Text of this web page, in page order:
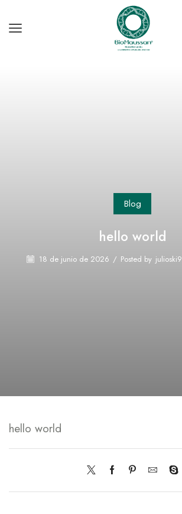
Blog
hello world
18 de junio de 2026 / Posted by julioski9
hello world